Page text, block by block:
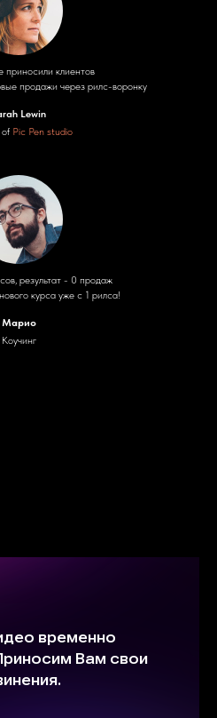
приносили клиентов
продажи через рилс-воронку
Lewin
of Pic Pen studio
результат - 0 продаж
курса уже с 1 рилса!
Марио
Коучинг